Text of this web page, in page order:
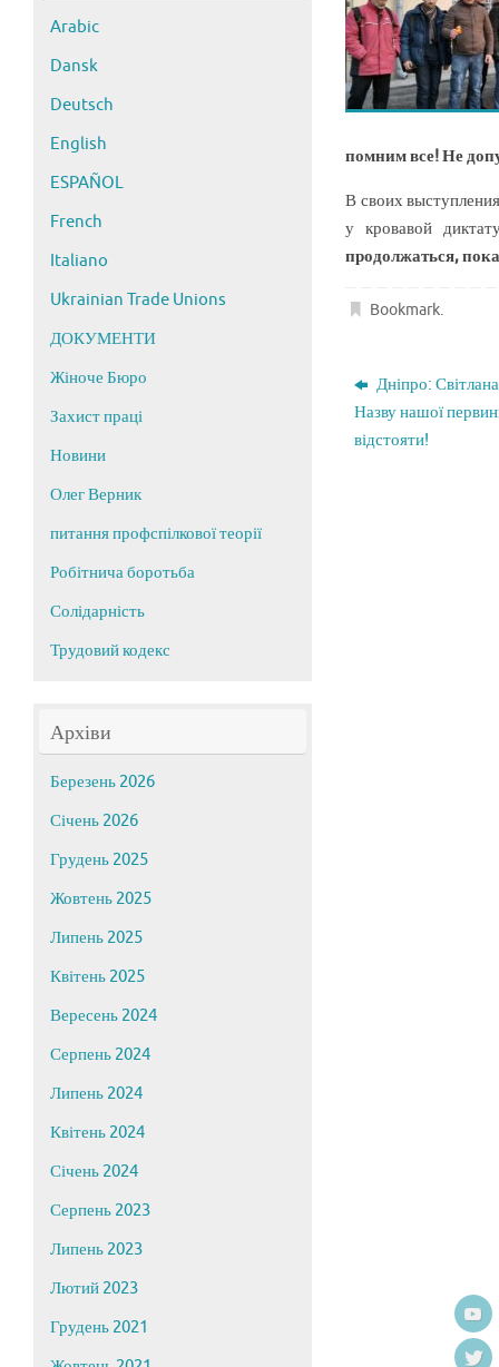
помним все! Не
В своих
у кровавой
продолжаться,
Bookmark.
Дніпро:
Назву нашої
відстояти!
Arabic
Dansk
Deutsch
English
ESPAÑOL
French
Italiano
Ukrainian Trade Unions
ДОКУМЕНТИ
Жіноче Бюро
Захист праці
Новини
Олег Верник
питання профспілкової теорії
Робітнича боротьба
Солідарність
Трудовий кодекс
Архіви
Березень 2026
Січень 2026
Грудень 2025
Жовтень 2025
Липень 2025
Квітень 2025
Вересень 2024
Серпень 2024
Липень 2024
Квітень 2024
Січень 2024
Серпень 2023
Липень 2023
Лютий 2023
Грудень 2021